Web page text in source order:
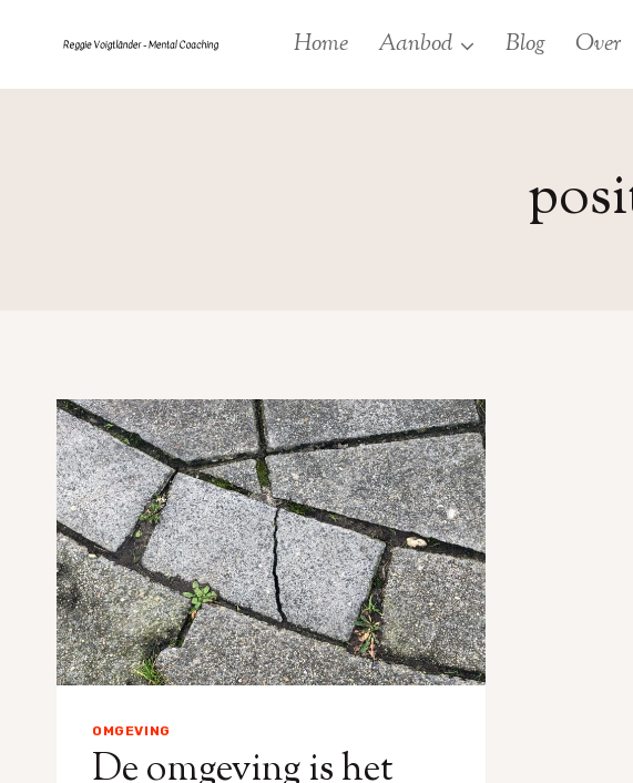
Home Aanbod Blog Over
OMGEVING
De omgeving is het